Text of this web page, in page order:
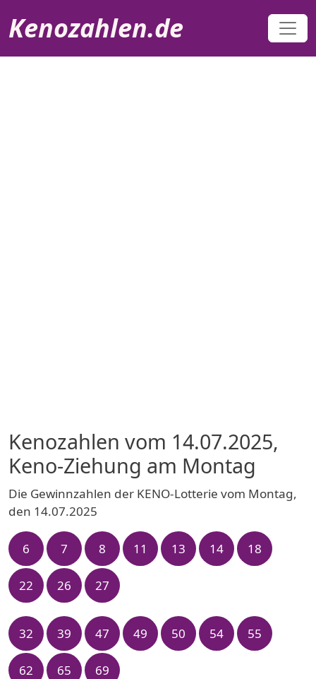
Kenozahlen.de
Kenozahlen vom 14.07.2025,
Keno-Ziehung am Montag
Die Gewinnzahlen der KENO-Lotterie vom Montag,
den 14.07.2025
6 7 8 11 13 14 18
22 26 27
32 39 47 49 50 54 55
62 65 69